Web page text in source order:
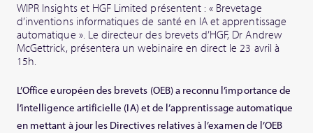
WIPR Insights et HGF Limited présentent : « Brevetage
d’inventions informatiques de santé en IA et apprentissage
automatique ». Le directeur des brevets d’HGF, Dr Andrew
McGettrick, présentera un webinaire en direct le 23 avril à
15h.
L’Office européen des brevets (OEB) a reconnu l’importance de
l’intelligence artificielle (IA) et de l’apprentissage automatique
en mettant à jour les Directives relatives à l’examen de l’OEB